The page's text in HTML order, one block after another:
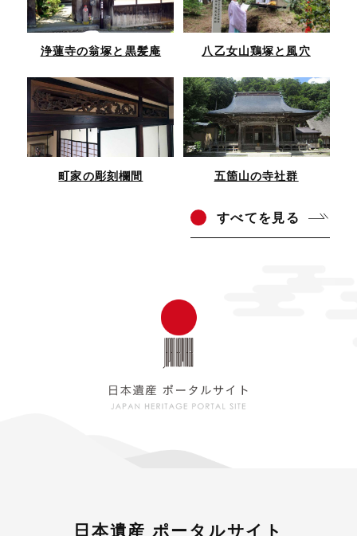
浄蓮寺の翁塚と黒髪庵 八乙女山鶏塚と風穴
町家の彫刻欄間 五箇山の寺社群
すべてを見る
日本遺産 ポータルサイト